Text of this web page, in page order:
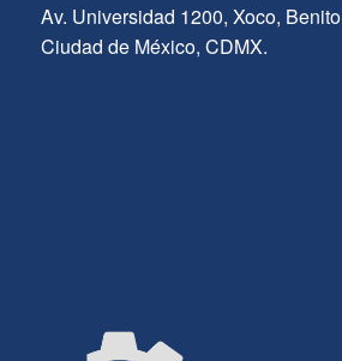
Av. Universidad 1200, Xoco,
Ciudad de México, CDMX.